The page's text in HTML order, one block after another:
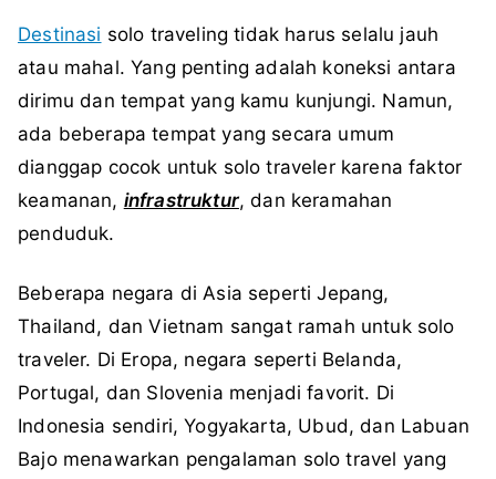
Destinasi solo traveling tidak harus selalu jauh
atau mahal. Yang penting adalah koneksi antara
dirimu dan tempat yang kamu kunjungi. Namun,
ada beberapa tempat yang secara umum
dianggap cocok untuk solo traveler karena faktor
keamanan, infrastruktur, dan keramahan
penduduk.
Beberapa negara di Asia seperti Jepang,
Thailand, dan Vietnam sangat ramah untuk solo
traveler. Di Eropa, negara seperti Belanda,
Portugal, dan Slovenia menjadi favorit. Di
Indonesia sendiri, Yogyakarta, Ubud, dan Labuan
Bajo menawarkan pengalaman solo travel yang